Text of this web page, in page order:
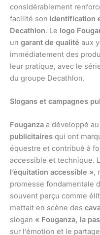
considérablement
facilité son identification
Decathlon. Le logo
un garant de qualité aux
immédiatement des
leur pratique, avec le
du groupe Decathlon.
Slogans et campagnes
Fouganza a développé
publicitaires qui ont
équestre et contribué à
accessible et technique.
l’équitation accessible »,
promesse fondamentale
souvent perçu comme
mettait en scène des
slogan « Fouganza, la
sur l’émotion et le